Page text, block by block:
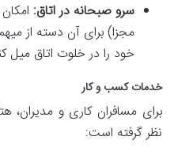
سرو صبحانه در اتاق:
مجزا) برای آن دسته از
خود را در خلوت اتاق میل
خدمات کسب و کار
برای مسافران کاری و مدیران،
نظر گرفته است: